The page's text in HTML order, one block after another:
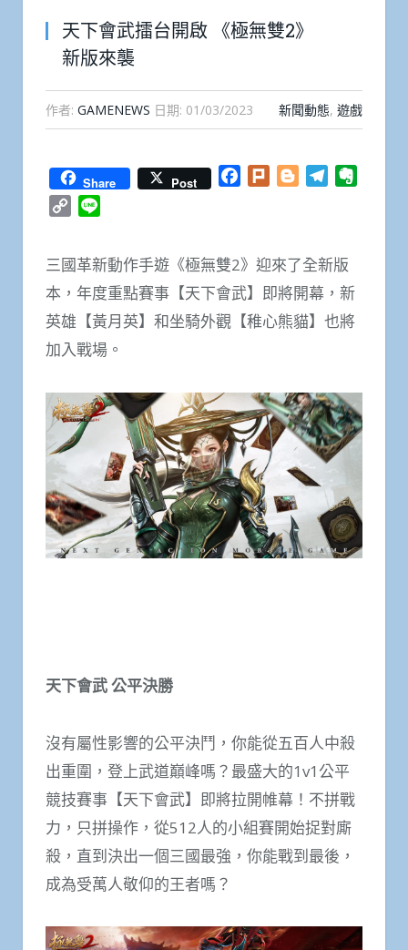
天下會武擂台開啟 《極無雙2》
新版來襲
作者: GAMENEWS 日期: 01/03/2023 新聞動態, 遊戲
Share Post Facebook
Plurk BloggerTelegram
Copy
三國革新動作手遊《極無雙2》迎來了全新版
本，年度重點賽事【天下會武】即將開幕，新
英雄【黃月英】和坐騎外觀【稚心熊貓】也將
加入戰場。
天下會武 公平決勝
沒有屬性影響的公平決鬥，你能從五百人中殺
出重圍，登上武道巔峰嗎？最盛大的1v1公平
競技賽事【天下會武】即將拉開帷幕！不拼戰
力，只拼操作，從512人的小組賽開始捉對廝
殺，直到決出一個三國最強，你能戰到最後，
成為受萬人敬仰的王者嗎？